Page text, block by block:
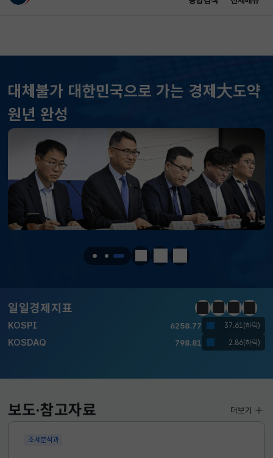
대체불가 대한민국으로 가는 경제大도약
원년 완성
정지 이전 다음
일일경제지표
KOSPI 6258.77 37.61(하락)
KOSDAQ
국고채(3년) 3.746 0.004(상승)
달러-원 1410.6000 13.2000(하락)
KOSPI 6258.77 37.61(하락)
KOSDAQ 798.81 2.86(하락)
KOSPI 6258.77 37.61(하락)
KOSDAQ 798.81 2.86(하락)
국고채(3년)
정지이전다음일일경
보도·참고자료
조세분석과
더보기